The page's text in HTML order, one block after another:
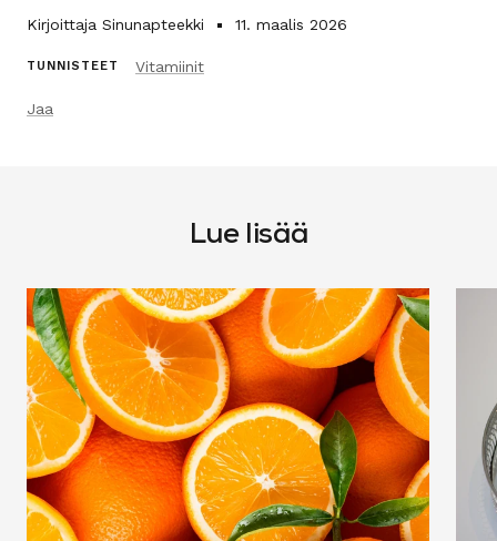
Kirjoittaja Sinunapteekki 11. maalis 2026
TUNNISTEET Vitamiinit
Jaa
Lue lisää